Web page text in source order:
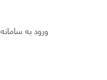
ورود به سامانه